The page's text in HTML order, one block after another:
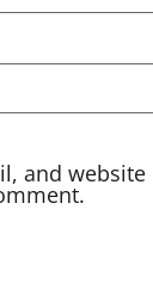
and